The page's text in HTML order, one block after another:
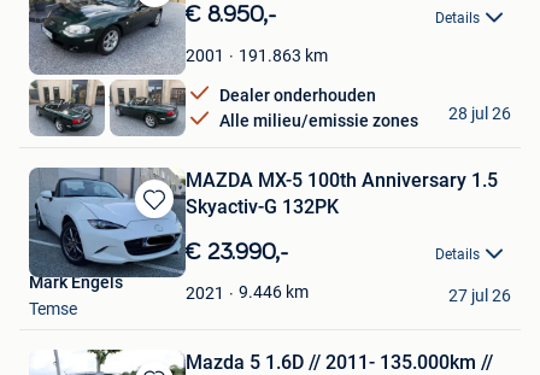
Bewaren
in
Mijn
Favorieten
€ 8.950,- Details
2001 191.863 km
Dealer onderhouden
Alle milieu/emissie zones
supercars 24
Kuringen
28 jul 26
Bewaren
in
Mijn
Favorieten
MAZDA MX-5 100th Anniversary 1.5
Skyactiv-G 132PK
€ 23.990,- Details
2021 9.446 km
Mark Engels
Temse
27 jul 26
Mazda 5 1.6D // 2011- 135.000km //